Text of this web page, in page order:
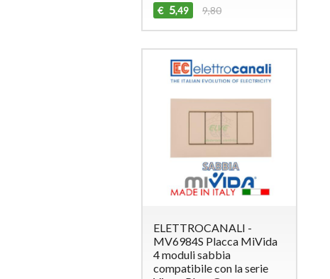
€ 5,49 9,80
ELETTROCANALI -
MV6984S Placca MiVida
4 moduli sabbia
compatibile con la serie